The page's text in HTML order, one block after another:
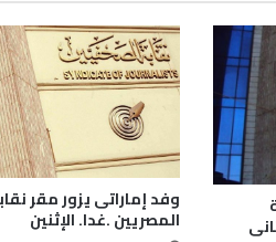
وفد إماراتى يزور مقر
المصريين .غدا. الإثنين